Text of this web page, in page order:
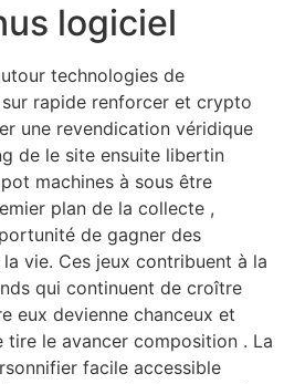
logiciel
technologies de
rapide renforcer et crypto
une revendication véridique
de le site ensuite libertin
machines à sous être
plan de la collecte ,
de gagner des
vie. Ces jeux contribuent à la
qui continuent de croître
eux devienne chanceux et
tire le avancer composition . La
facile accessible